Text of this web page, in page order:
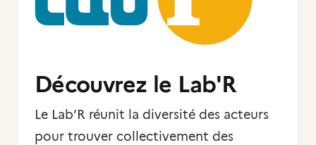
Découvrez le Lab'R
Le Lab’R réunit la diversité des acteurs
pour trouver collectivement des